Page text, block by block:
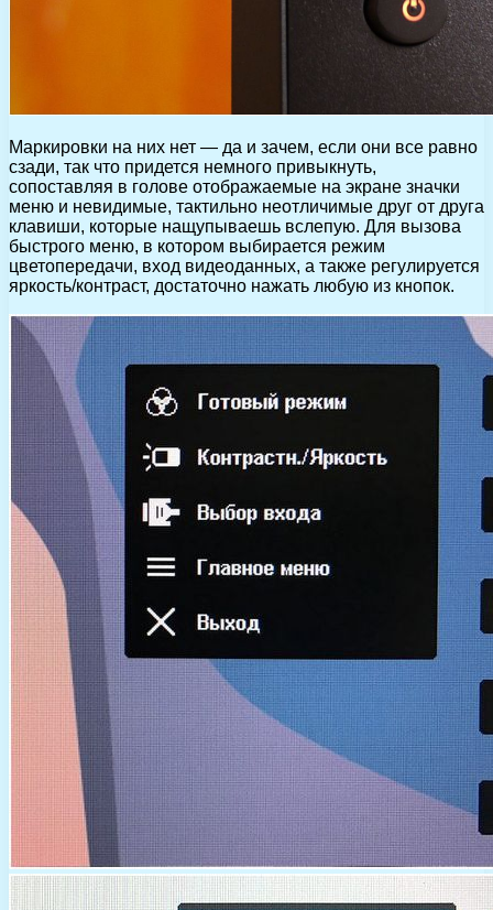
Маркировки на них нет — да и зачем, если они все равно
сзади, так что придется немного привыкнуть,
сопоставляя в голове отображаемые на экране значки
меню и невидимые, тактильно неотличимые друг от друга
клавиши, которые нащупываешь вслепую. Для вызова
быстрого меню, в котором выбирается режим
цветопередачи, вход видеоданных, а также регулируется
яркость/контраст, достаточно нажать любую из кнопок.